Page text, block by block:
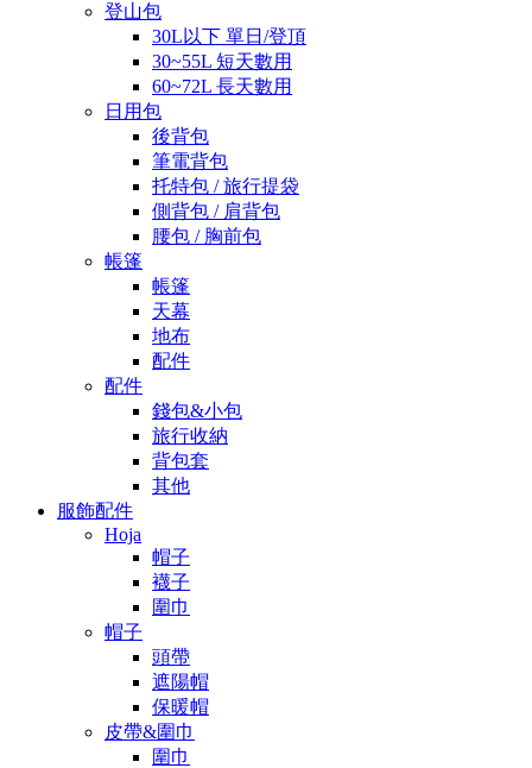
登山包
30L以下 單日/登頂
30~55L 短天數用
60~72L 長天數用
日用包
後背包
筆電背包
托特包 / 旅行提袋
側背包 / 肩背包
腰包 / 胸前包
帳篷
帳篷
天幕
地布
配件
配件
錢包&小包
旅行收納
背包套
其他
服飾配件
Hoja
帽子
襪子
圍巾
帽子
頭帶
遮陽帽
保暖帽
皮帶&圍巾
圍巾